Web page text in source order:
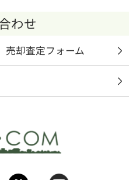
わせ
売却査定フォーム